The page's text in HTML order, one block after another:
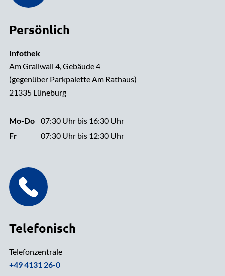
Persönlich
Infothek
Am Grallwall 4, Gebäude 4
(gegenüber Parkpalette Am Rathaus)
21335 Lüneburg
Mo-Do
Fr
07:30 Uhr bis 16:30 Uhr
07:30 Uhr bis 12:30 Uhr
Telefonisch
Telefonzentrale
+49 4131 26-0